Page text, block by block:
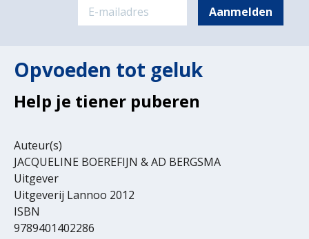
Opvoeden tot geluk
Help je tiener puberen
Auteur(s)
JACQUELINE BOEREFIJN & AD BERGSMA
Uitgever
Uitgeverij Lannoo 2012
ISBN
9789401402286